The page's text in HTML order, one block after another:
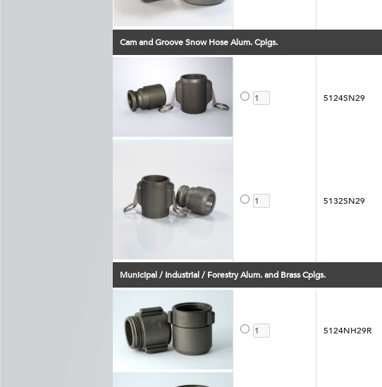
Cam and Groove Snow Hose Alum. Cplgs.
5124SN29
5132SN29
Municipal / Industrial / Forestry Alum. and Brass Cplgs.
5124NH29R